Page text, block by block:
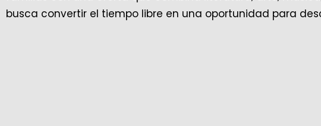
busca convertir el tiempo libre en una oportunidad para